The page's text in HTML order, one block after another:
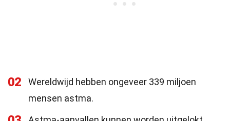
02
Wereldwijd hebben ongeveer 339 miljoen
mensen astma.